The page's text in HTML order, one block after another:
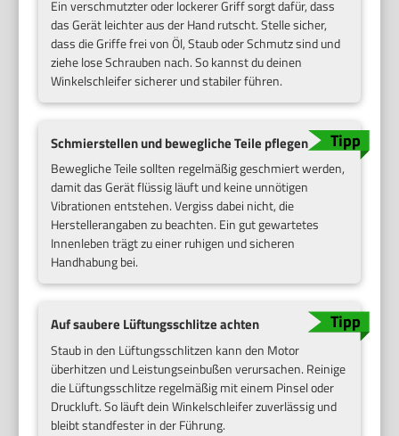
Ein verschmutzter oder lockerer Griff sorgt dafür, dass
das Gerät leichter aus der Hand rutscht. Stelle sicher,
dass die Griffe frei von Öl, Staub oder Schmutz sind und
ziehe lose Schrauben nach. So kannst du deinen
Winkelschleifer sicherer und stabiler führen.
Schmierstellen und bewegliche Teile pflegen
Bewegliche Teile sollten regelmäßig geschmiert werden,
damit das Gerät flüssig läuft und keine unnötigen
Vibrationen entstehen. Vergiss dabei nicht, die
Herstellerangaben zu beachten. Ein gut gewartetes
Innenleben trägt zu einer ruhigen und sicheren
Handhabung bei.
Auf saubere Lüftungsschlitze achten
Staub in den Lüftungsschlitzen kann den Motor
überhitzen und Leistungseinbußen verursachen. Reinige
die Lüftungsschlitze regelmäßig mit einem Pinsel oder
Druckluft. So läuft dein Winkelschleifer zuverlässig und
bleibt standfester in der Führung.